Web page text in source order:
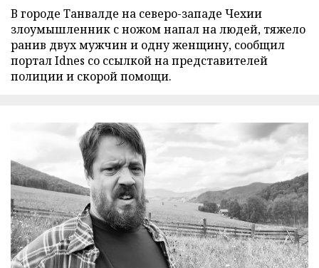
В городе Танвалде на северо-западе Чехии
злоумышленник с ножом напал на людей, тяжело
ранив двух мужчин и одну женщину, сообщил
портал Idnes со ссылкой на представителей
полиции и скорой помощи.